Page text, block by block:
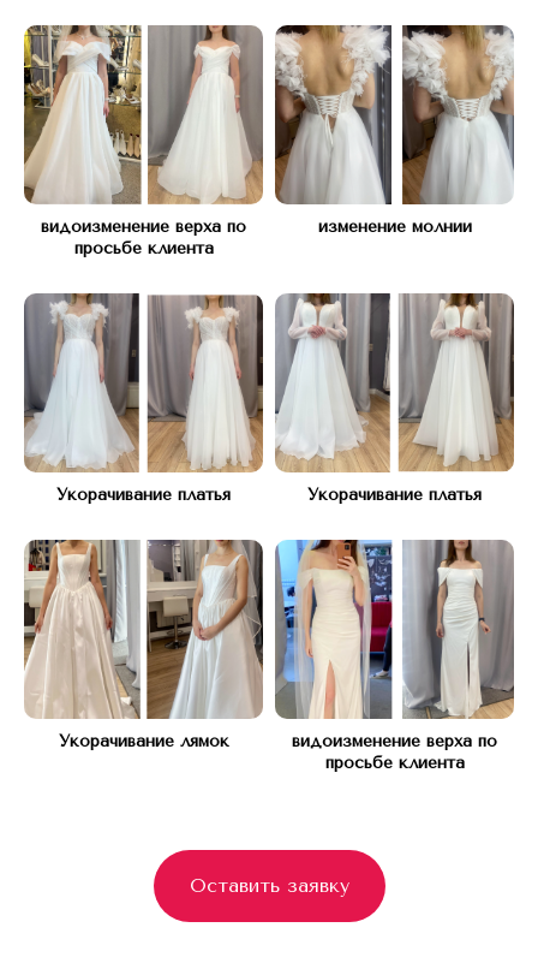
видоизменение верха по
просьбе клиента
изменение молнии
Укорачивание платья Укорачивание платья
Укорачивание лямок
видоизменение верха по
просьбе клиента
Оставить заявку
+7(977) 748 45 45
*Instagram запрещен в РФ (Meta*
признана экстремистской организацией)
Оставьте заявку и мы вам перезвоним
для бесплатной консультации
+7
Я согласен сПолитикой конфиденциальности
Оставить заявку